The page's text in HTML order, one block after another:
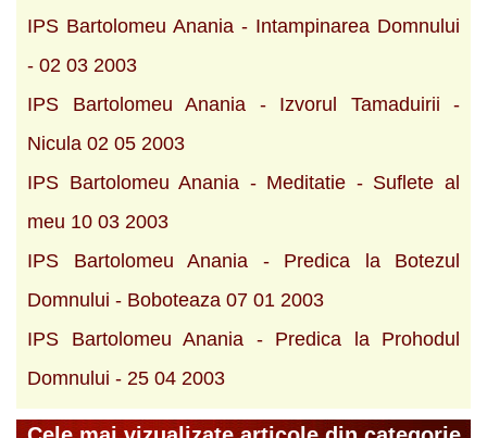
IPS Bartolomeu Anania - Intampinarea Domnului
- 02 03 2003
IPS Bartolomeu Anania - Izvorul Tamaduirii -
Nicula 02 05 2003
IPS Bartolomeu Anania - Meditatie - Suflete al
meu 10 03 2003
IPS Bartolomeu Anania - Predica la Botezul
Domnului - Boboteaza 07 01 2003
IPS Bartolomeu Anania - Predica la Prohodul
Domnului - 25 04 2003